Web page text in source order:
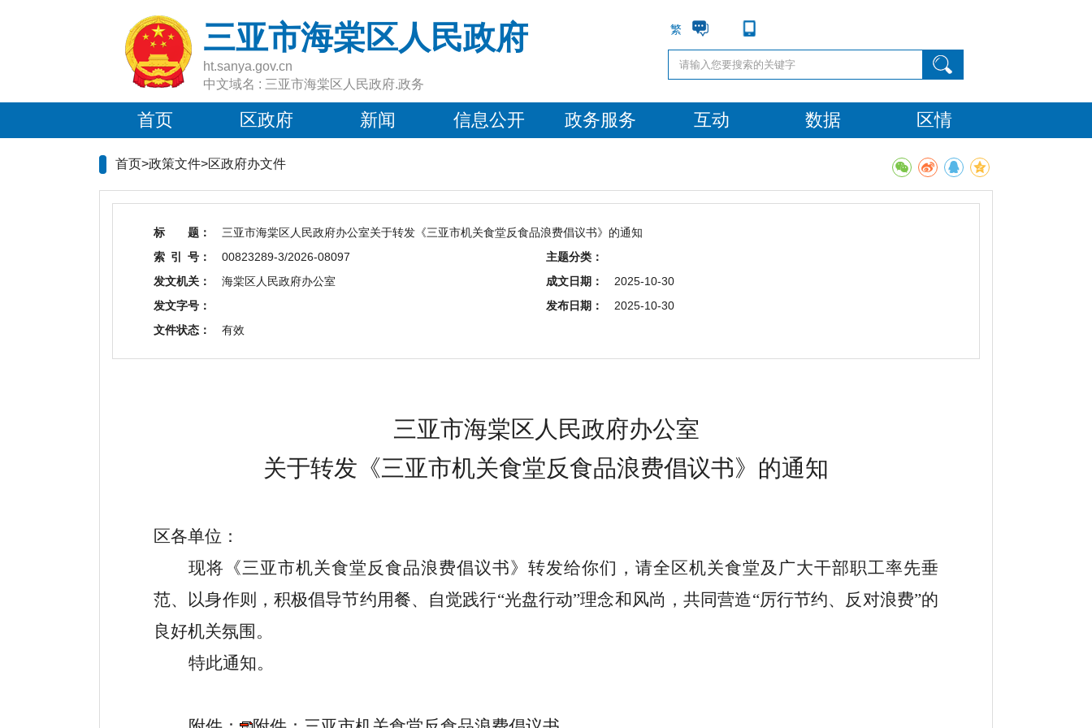
三亚市海棠区人民政府
ht.sanya.gov.cn
中文域名 : 三亚市海棠区人民政府.政务
繁
首页 区政府 新闻 信息公开 政务服务 互动 数据 区情
首页>政策文件>区政府办文件
标 题：
三亚市海棠区人民政府办公室关于转发《三亚市机关食堂反食品浪费倡议书》的通知
索 引 号：
00823289-3/2026-08097
主题分类：
发文机关：
海棠区人民政府办公室 成文日期：
2025-10-30
发文字号：
发布日期：
2025-10-30
文件状态：
有效
三亚市海棠区人民政府办公室
关于转发《三亚市机关食堂反食品浪费倡议书》的通知
区各单位：
现将《三亚市机关食堂反食品浪费倡议书》转发给你们，请全区机关食堂及广大干部职工率先垂
范、以身作则，积极倡导节约用餐、自觉践行“光盘行动”理念和风尚，共同营造“厉行节约、反对浪费”的
良好机关氛围。
特此通知。